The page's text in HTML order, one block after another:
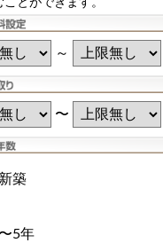
～
〜
新築
〜5年